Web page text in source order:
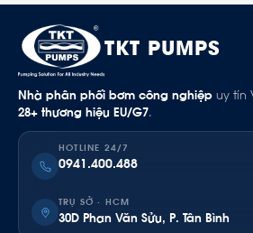
TKT PUMPS
Nhà phân phối bơm công nghiệp uy tín
28+ thương hiệu EU/G7.
HOTLINE 24/7
0941.400.488
TRỤ SỞ · HCM
30D Phan Văn Sửu, P. Tân Bình